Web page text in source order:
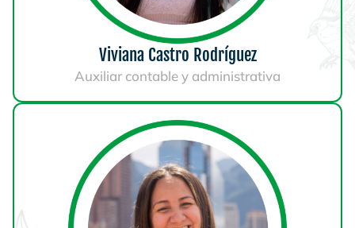
Viviana Castro Rodríguez
Auxiliar contable y administrativa